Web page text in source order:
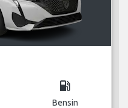
local_gas_station
Bensin